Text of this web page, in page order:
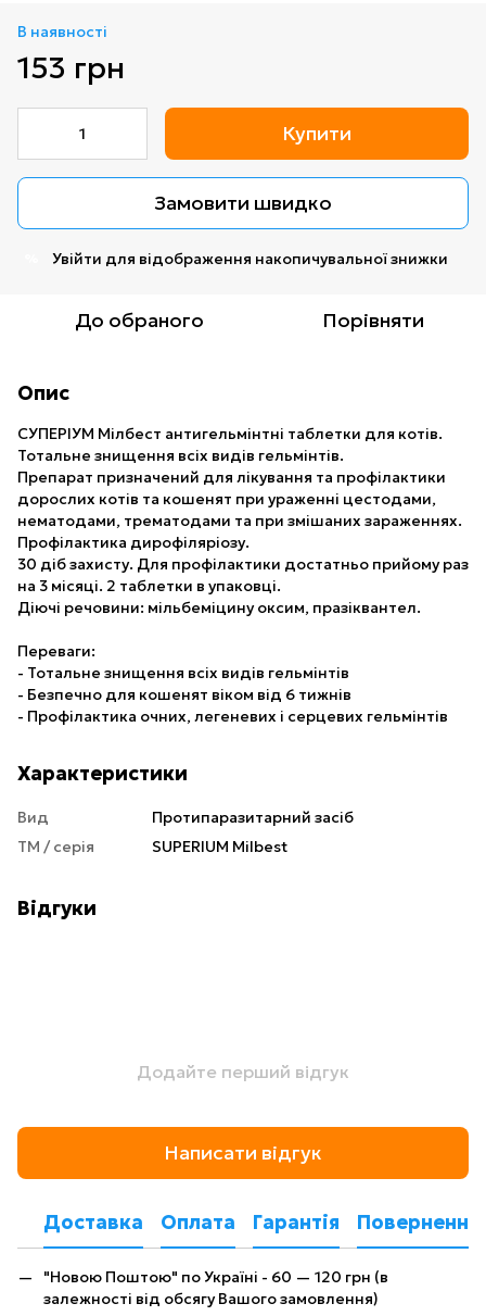
В наявності
153 грн
Купити
Замовити швидко
Увійти для відображення накопичувальної знижки
До обраного Порівняти
Опис
СУПЕРІУМ Мілбест антигельмінтні таблетки для котів.
Тотальне знищення всіх видів гельмінтів.
Препарат призначений для лікування та профілактики
дорослих котів та кошенят при ураженні цестодами,
нематодами, трематодами та при змішаних зараженнях.
Профілактика дирофіляріозу.
30 діб захисту. Для профілактики достатньо прийому раз
на 3 місяці. 2 таблетки в упаковці.
Діючі речовини: мільбеміцину оксим, празіквантел.
Переваги:
- Тотальне знищення всіх видів гельмінтів
- Безпечно для кошенят віком від 6 тижнів
- Профілактика очних, легеневих і серцевих гельмінтів
Характеристики
Вид
Протипаразитарний засіб
ТМ / серія
SUPERIUM Milbest
Відгуки
Додайте перший відгук
Написати відгук
Доставка Оплата Гарантія Повернення
"Новою Поштою" по Україні - 60 — 120 грн (в
залежності від обсягу Вашого замовлення)